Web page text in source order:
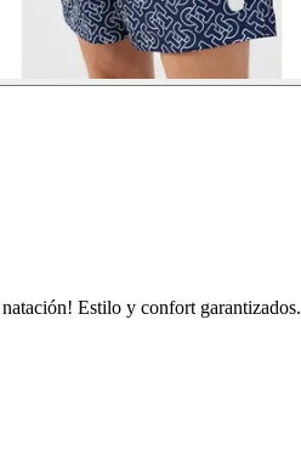
Estilo y confort garantizados.